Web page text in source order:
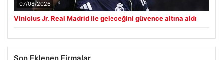
07/08/2026
Vinicius Jr. Real Madrid ile geleceğini güvence altına aldı
Son Eklenen Firmalar